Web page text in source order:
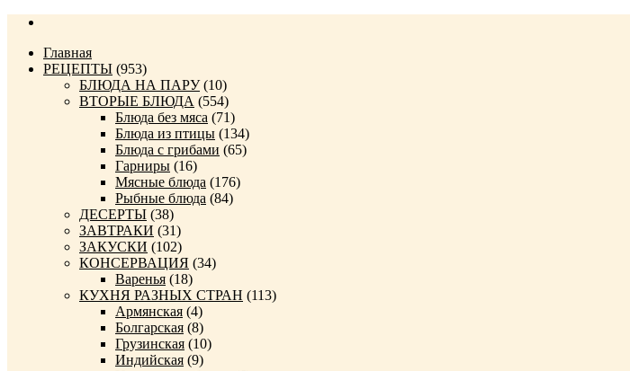
Главная
РЕЦЕПТЫ (953)
БЛЮДА НА ПАРУ(10)
ВТОРЫЕ БЛЮДА (554)
Блюда без мяса (71)
Блюда из птицы (134)
Блюда с грибами (65)
Гарниры (16)
Мясные блюда (176)
Рыбные блюда (84)
ДЕСЕРТЫ (38)
ЗАВТРАКИ (31)
ЗАКУСКИ (102)
КОНСЕРВАЦИЯ (34)
Варенья (18)
КУХНЯ РАЗНЫХ СТРАН (113)
Армянская (4)
Болгарская (8)
Грузинская (10)
Индийская (9)